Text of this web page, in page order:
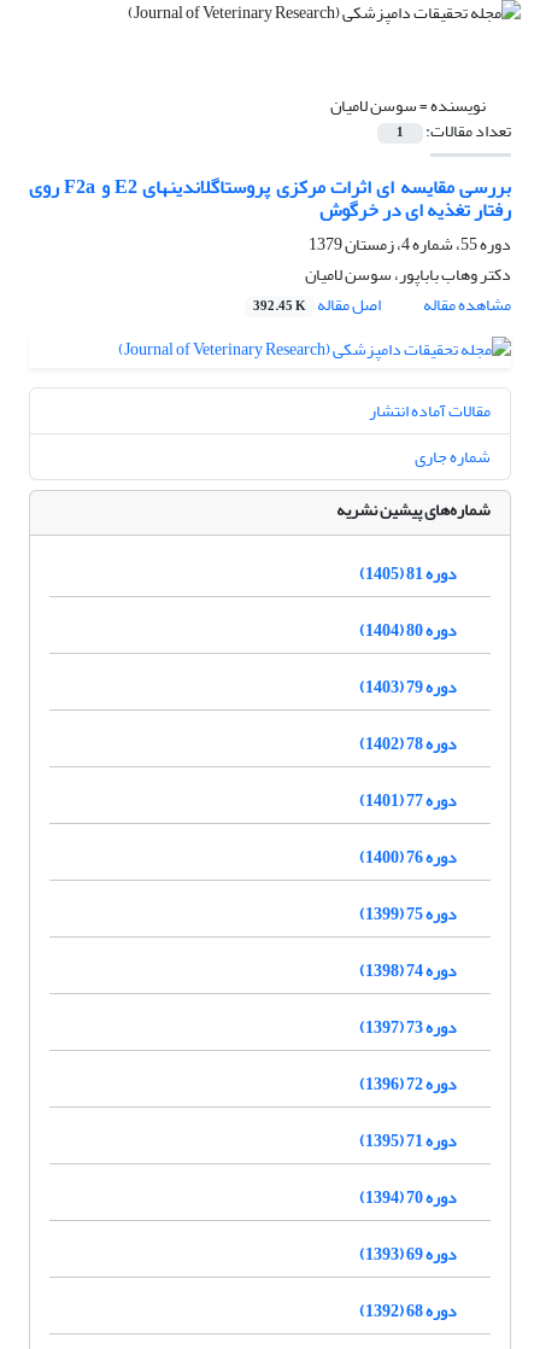
نویسنده =سوسن لامیان
تعداد مقالات: 1
بررسی مقایسه ای اثرات مرکزی پروستاگلاندینهای E2 و F2a روی
رفتار تغذیه ای در خرگوش
دوره 55، شماره 4، زمستان 1379
دکتر وهاب باباپور، سوسن لامیان
مشاهده مقاله
اصل مقاله 392.45 K
مقالات آماده انتشار
شماره جاری
شماره‌های پیشین نشریه
دوره 81 (1405)
دوره 80 (1404)
دوره 79 (1403)
دوره 78 (1402)
دوره 77 (1401)
دوره 76 (1400)
دوره 75 (1399)
دوره 74 (1398)
دوره 73 (1397)
دوره 72 (1396)
دوره 71 (1395)
دوره 70 (1394)
دوره 69 (1393)
دوره 68 (1392)